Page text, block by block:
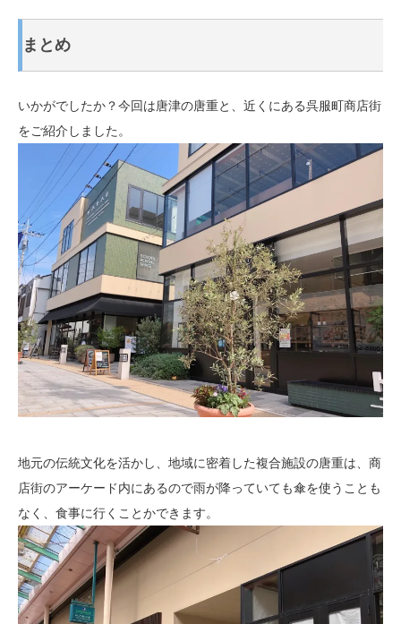
まとめ
いかがでしたか？今回は唐津の唐重と、近くにある呉服町商店街
をご紹介しました。
地元の伝統文化を活かし、地域に密着した複合施設の唐重は、商
店街のアーケード内にあるので雨が降っていても傘を使うことも
なく、食事に行くことかできます。